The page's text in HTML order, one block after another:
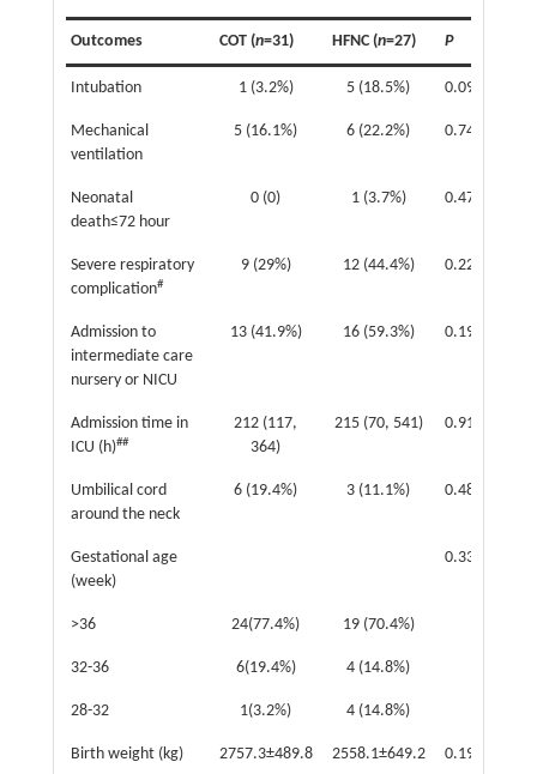
Outcomes COT (n=31) HFNC (n=27) P
Intubation 1 (3.2%) 5 (18.5%) 0.09
Mechanical
ventilation
5 (16.1%) 6 (22.2%) 0.74
Neonatal
death≤72 hour
0 (0) 1 (3.7%) 0.47
Severe respiratory
complication#
9 (29%) 12 (44.4%) 0.22
Admission to
intermediate care
nursery or NICU
13 (41.9%) 16 (59.3%) 0.19
Admission time in
ICU (h)##
212 (117,
364)
215 (70, 541) 0.91
Umbilical cord
around the neck
6 (19.4%) 3 (11.1%) 0.48
Gestational age
(week)
0.33
>36 24(77.4%) 19 (70.4%)
32-36 6(19.4%) 4 (14.8%)
28-32 1(3.2%) 4 (14.8%)
Birth weight (kg) 2757.3±489.8 2558.1±649.2 0.19